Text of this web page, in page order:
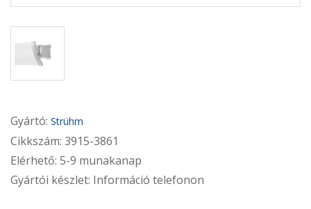
Gyártó: Strühm
Cikkszám: 3915-3861
Elérhető: 5-9 munakanap
Gyártói készlet: Információ telefonon